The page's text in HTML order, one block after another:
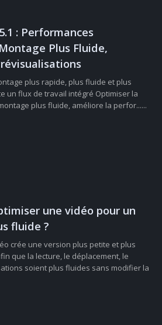
: Performances
Plus Fluide,
plus rapide, plus fluide et plus
un flux de travail intégré Optimiser la
plus fluide, améliore la perfor......
une vidéo pour un
fluide ?
crée une version plus petite et plus
que la lecture, le déplacement, le
soient plus fluides sans modifier la